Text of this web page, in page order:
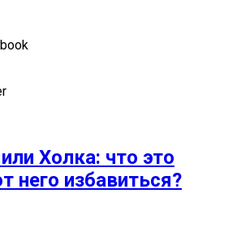
Холка: что это
него избавиться?